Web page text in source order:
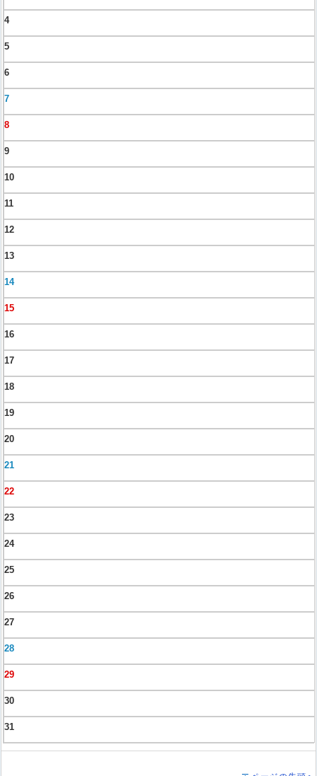
4
5
6
7
8
9
10
11
12
13
14
15
16
17
18
19
20
21
22
23
24
25
26
27
28
29
30
31